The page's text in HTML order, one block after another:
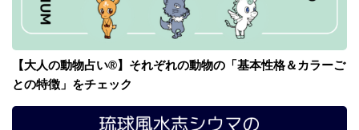
【大人の動物占い®】それぞれの動物の「基本性格＆カラーご
との特徴」をチェック